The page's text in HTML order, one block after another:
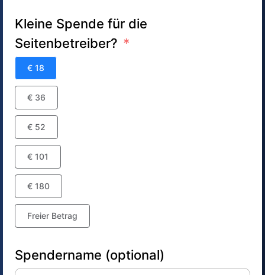
Kleine Spende für die
Seitenbetreiber?
€ 18
€ 36
€ 52
€ 101
€ 180
Freier Betrag
Spendername (optional)